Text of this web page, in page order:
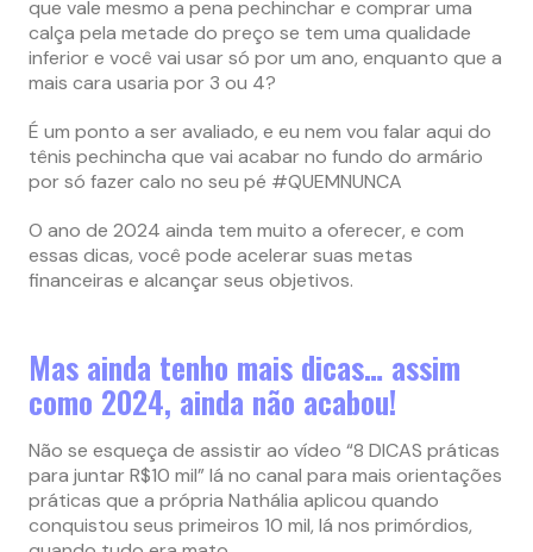
que vale mesmo a pena pechinchar e comprar uma
calça pela metade do preço se tem uma qualidade
inferior e você vai usar só por um ano, enquanto que a
mais cara usaria por 3 ou 4?
É um ponto a ser avaliado, e eu nem vou falar aqui do
tênis pechincha que vai acabar no fundo do armário
por só fazer calo no seu pé #QUEMNUNCA
O ano de 2024 ainda tem muito a oferecer, e com
essas dicas, você pode acelerar suas metas
financeiras e alcançar seus objetivos.
Mas ainda tenho mais dicas… assim
como 2024, ainda não acabou!
Não se esqueça de assistir ao vídeo “8 DICAS práticas
para juntar R$10 mil” lá no canal para mais orientações
práticas que a própria Nathália aplicou quando
conquistou seus primeiros 10 mil, lá nos primórdios,